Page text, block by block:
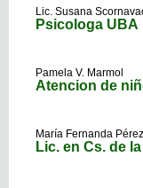
Lic. Susana
Psicologa UBA
Pamela V. Marmol
Atencion de
María Fernanda Pérez
Lic. en Cs. de